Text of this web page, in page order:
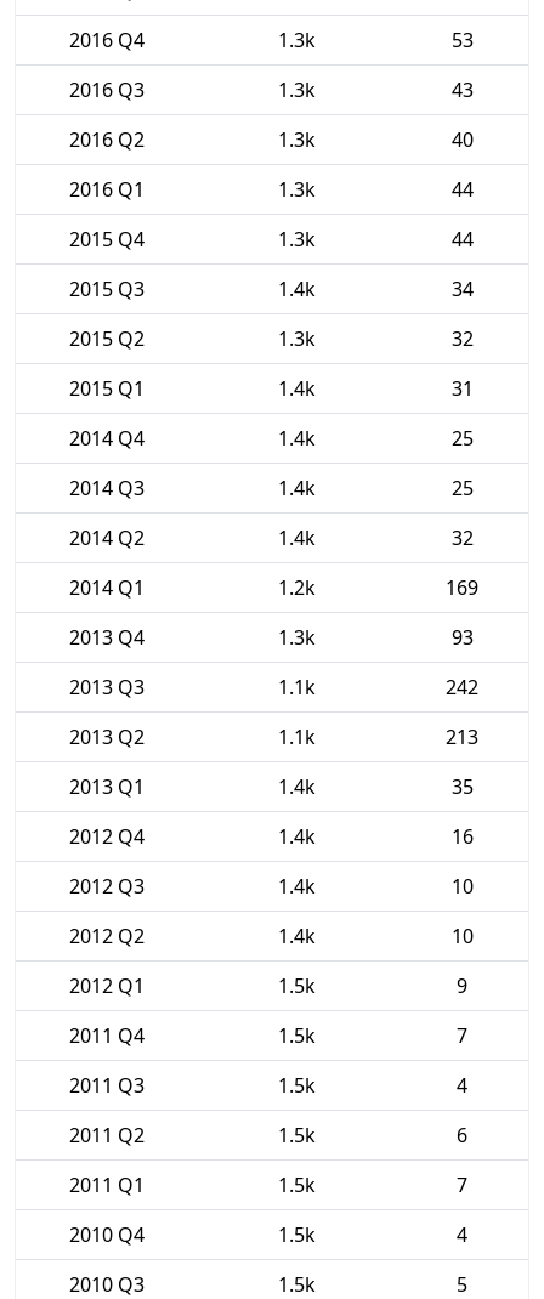
2016 Q4
1.3k
53
2016 Q3
1.3k
43
2016 Q2
1.3k
40
2016 Q1
1.3k
44
2015 Q4
1.3k
44
2015 Q3
1.4k
34
2015 Q2
1.3k
32
2015 Q1
1.4k
31
2014 Q4
1.4k
25
2014 Q3
1.4k
25
2014 Q2
1.4k
32
2014 Q1
1.2k
169
2013 Q4
1.3k
93
2013 Q3
1.1k
242
2013 Q2
1.1k
213
2013 Q1
1.4k
35
2012 Q4
1.4k
16
2012 Q3
1.4k
10
2012 Q2
1.4k
10
2012 Q1
1.5k
9
2011 Q4
1.5k
7
2011 Q3
1.5k
4
2011 Q2
1.5k
6
2011 Q1
1.5k
7
2010 Q4
1.5k
4
2010 Q3
1.5k
5